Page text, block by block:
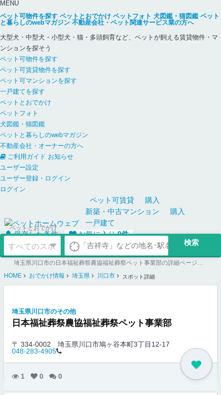
MENU
ペット可物件を探す ペットとおでかけ ペットフォト 犬図鑑・猫図鑑 ペット
と暮らしのwebマガジン 不動産会社・ペット関連サービス業の方へ
大型犬・中型犬・小型犬・猫・多頭飼育など、ペットが飼える賃貸物件・マ
ンションを探そう
ペット可物件を探す
ペット可賃貸物件を探す
ペット可マンションを探す
一戸建てを探す
ペットとおでかけ
ペットフォト
犬図鑑・猫図鑑
ペットと暮らしのwebマガジン
不動産会社・オーナーの方へ
ご利用ガイド お知らせ
ユーザー設定
ユーザー登録・ログイン
ログイン
ペット可賃貸
購入
新築・中古マンション
購入
一戸建て
保存した条件
お気に入り0件
ペットとおでかけ
埼玉県川口市の日本福祉葬祭農協福祉葬祭ペット事業部の詳細ページ。ペット同伴可のお店探しならペットホームウェブ。ペット可賃貸のお部屋探し、ペット可マンション購入のご検討時にもご利用ください。
HOME
おでかけ情報 埼玉県 川口市 スポット詳細
埼玉県川口市のその他
日本福祉葬祭農協福祉葬祭ペット事業部
〒 334-0002
埼玉県川口市鳩ヶ谷本町3丁目12-17
048-283-4905
1 0 0